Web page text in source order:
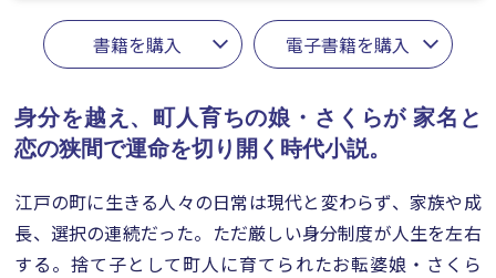
書籍を購入 電子書籍を購入
身分を越え、町人育ちの娘・さくらが 家名と
恋の狭間で運命を切り開く時代小説。
江戸の町に生きる人々の日常は現代と変わらず、家族や成
長、選択の連続だった。ただ厳しい身分制度が人生を左右
する。捨て子として町人に育てられたお転婆娘・さくら